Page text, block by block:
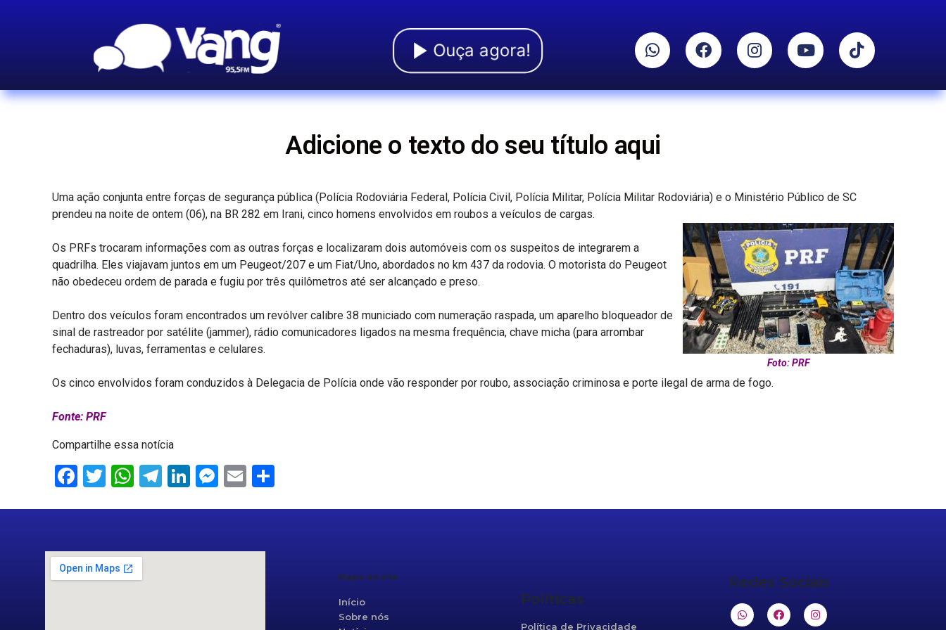
Ouça agora!
Adicione o texto do seu título aqui
Uma ação conjunta entre forças de segurança pública (Polícia Rodoviária Federal, Polícia Civil, Polícia Militar, Polícia Militar Rodoviária) e o Ministério Público de SC
prendeu na noite de ontem (06), na BR 282 em Irani, cinco homens envolvidos em roubos a veículos de cargas.
Foto: PRF
Os PRFs trocaram informações com as outras forças e localizaram dois automóveis com os suspeitos de integrarem a
quadrilha. Eles viajavam juntos em um Peugeot/207 e um Fiat/Uno, abordados no km 437 da rodovia. O motorista do Peugeot
não obedeceu ordem de parada e fugiu por três quilômetros até ser alcançado e preso.
Dentro dos veículos foram encontrados um revólver calibre 38 municiado com numeração raspada, um aparelho bloqueador de
sinal de rastreador por satélite (jammer), rádio comunicadores ligados na mesma frequência, chave micha (para arrombar
fechaduras), luvas, ferramentas e celulares.
Os cinco envolvidos foram conduzidos à Delegacia de Polícia onde vão responder por roubo, associação criminosa e porte ilegal de arma de fogo.
Fonte: PRF
Compartilhe essa notícia
Facebook
Twitter
WhatsApp
Telegram
LinkedIn
Messenger
Email
Mapa do site
Início
Sobre nós
Políticas
Política de Privacidade
Redes Sociais